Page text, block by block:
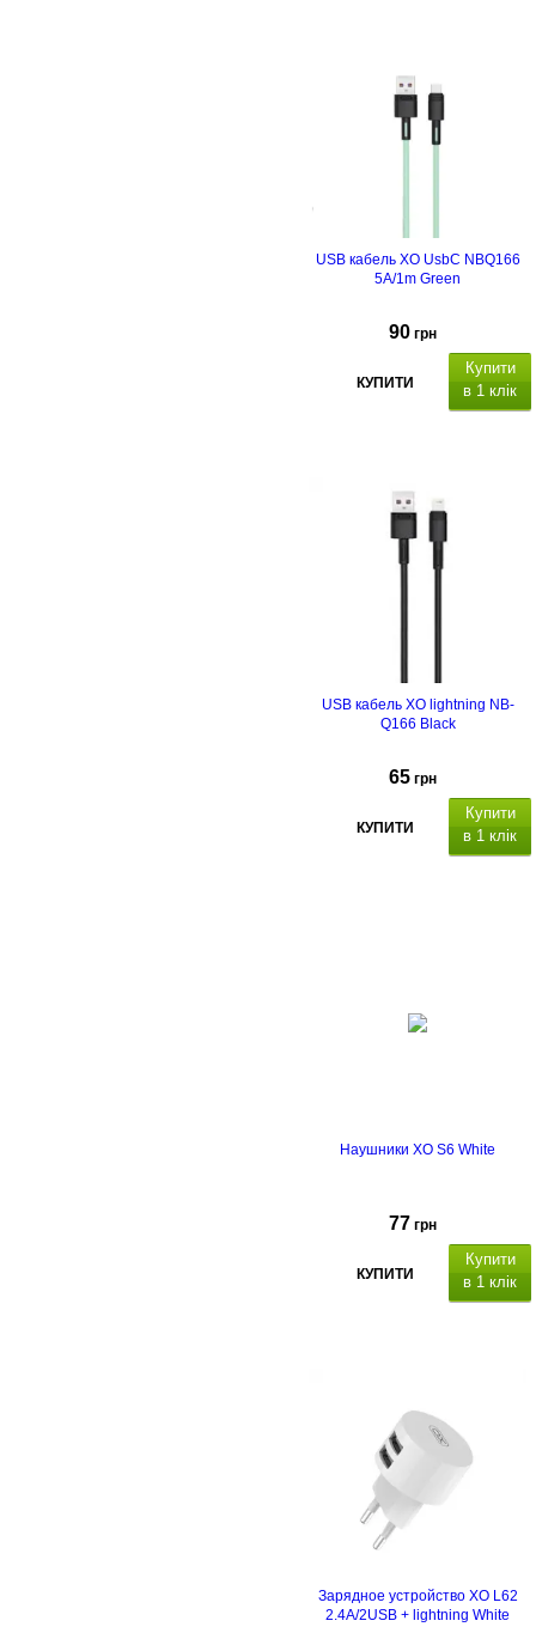
ас роботи
до 4 годин (при гучності 80%).
USB кабель XO UsbC NBQ166
5A/1m Green
90 грн
КУПИТИ
Купити
в 1 клік
USB кабель XO lightning NB-
Q166 Black
65 грн
КУПИТИ
Купити
в 1 клік
Наушники XO S6 White
77 грн
КУПИТИ
Купити
в 1 клік
Зарядное устройство XO L62
2.4A/2USB + lightning White